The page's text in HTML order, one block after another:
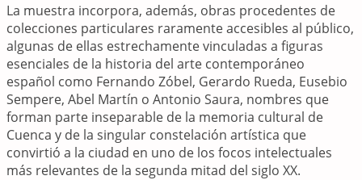
La muestra incorpora, además, obras procedentes de
colecciones particulares raramente accesibles al público,
algunas de ellas estrechamente vinculadas a figuras
esenciales de la historia del arte contemporáneo
español como Fernando Zóbel, Gerardo Rueda, Eusebio
Sempere, Abel Martín o Antonio Saura, nombres que
forman parte inseparable de la memoria cultural de
Cuenca y de la singular constelación artística que
convirtió a la ciudad en uno de los focos intelectuales
más relevantes de la segunda mitad del siglo XX.